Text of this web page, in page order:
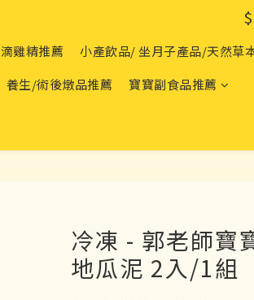
$
滴雞精推薦
小產飲品/ 坐月子產品/天然草
養生/術後燉品推薦
寶寶副食品推薦
冷凍 - 郭老師寶
地瓜泥 2入/1組